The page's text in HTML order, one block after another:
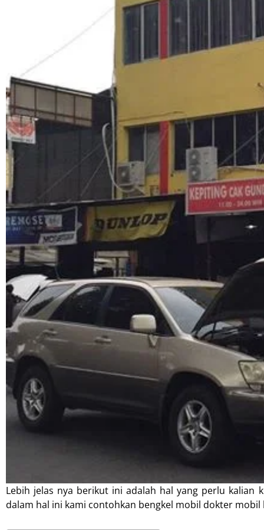
Lebih jelas nya berikut ini adalah hal yang perlu
dalam hal ini kami contohkan bengkel mobil dokter mobil